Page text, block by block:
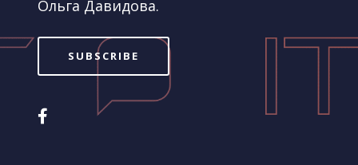
Ольга Давидова.
SUBSCRIBE